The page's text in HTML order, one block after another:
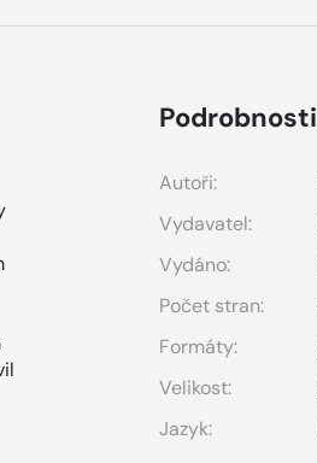
Podrobnosti
Autoři:
Vydavatel:
Vydáno:
Počet stran:
Formáty:
Velikost:
Jazyk: